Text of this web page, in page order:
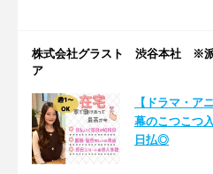
株式会社グラスト 渋谷本社 ※派
ア
【ドラマ・ア
幕のこつこつ
日払◎